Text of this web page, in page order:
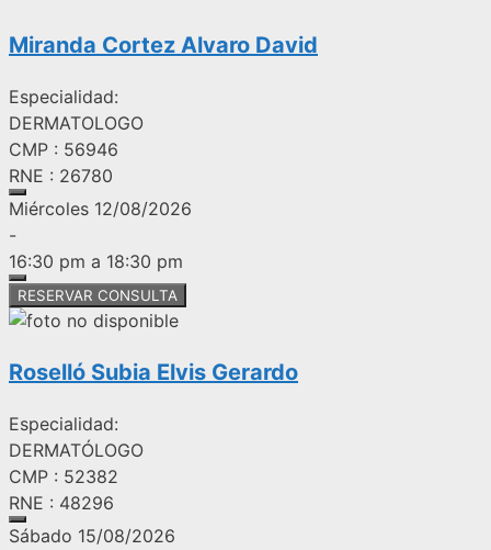
Miranda Cortez Alvaro David
Especialidad:
DERMATOLOGO
CMP : 56946
RNE : 26780
Miércoles 12/08/2026
-
16:30 pm a 18:30 pm
RESERVAR CONSULTA
Roselló Subia Elvis Gerardo
Especialidad:
DERMATÓLOGO
CMP : 52382
RNE : 48296
Sábado 15/08/2026